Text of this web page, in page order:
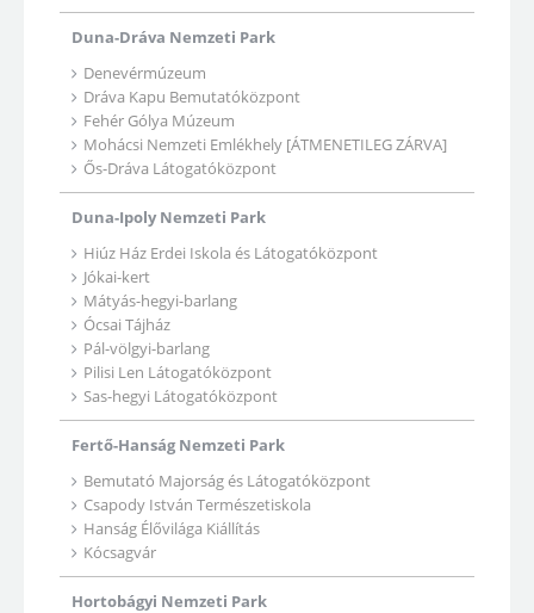
Duna-Dráva Nemzeti Park
Denevérmúzeum
Dráva Kapu Bemutatóközpont
Fehér Gólya Múzeum
Mohácsi Nemzeti Emlékhely [ÁTMENETILEG ZÁRVA]
Ős-Dráva Látogatóközpont
Duna-Ipoly Nemzeti Park
Hiúz Ház Erdei Iskola és Látogatóközpont
Jókai-kert
Mátyás-hegyi-barlang
Ócsai Tájház
Pál-völgyi-barlang
Pilisi Len Látogatóközpont
Sas-hegyi Látogatóközpont
Fertő-Hanság Nemzeti Park
Bemutató Majorság és Látogatóközpont
Csapody István Természetiskola
Hanság Élővilága Kiállítás
Kócsagvár
Hortobágyi Nemzeti Park